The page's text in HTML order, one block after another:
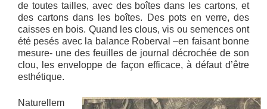
de toutes tailles, avec des boîtes dans les cartons, et
des cartons dans les boîtes. Des pots en verre, des
caisses en bois. Quand les clous, vis ou semences ont
été pesés avec la balance Roberval –en faisant bonne
mesure- une des feuilles de journal décrochée de son
clou, les enveloppe de façon efficace, à défaut d’être
esthétique.
Naturellem